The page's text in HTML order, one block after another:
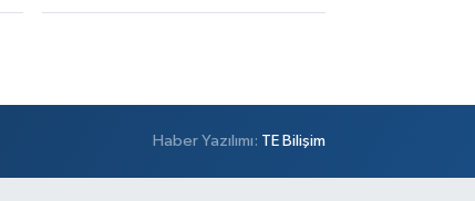
Haber Yazılımı: TE Bilişim